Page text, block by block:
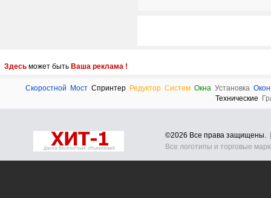
Здесь может быть Ваша реклама !
Скоростной Мост Спринтер Редуктор Систем Окна Установка
Технические
©2026 Все права защищены.
Все логотипы и торговые